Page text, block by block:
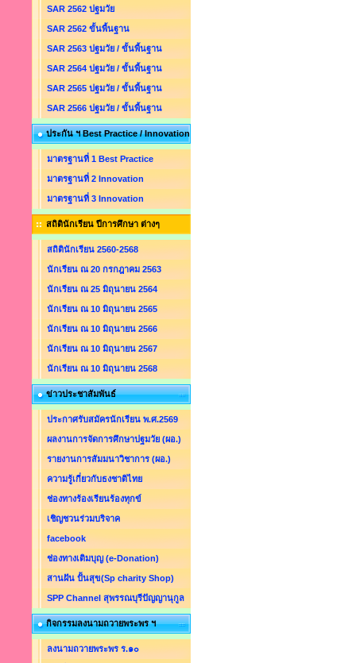
SAR 2562 ปฐมวัย
SAR 2562 ขั้นพื้นฐาน
SAR 2563 ปฐมวัย / ขั้นพื้นฐาน
SAR 2564 ปฐมวัย / ขั้นพื้นฐาน
SAR 2565 ปฐมวัย / ขั้นพื้นฐาน
SAR 2566 ปฐมวัย / ขั้นพื้นฐาน
ประกัน ฯ Best Practice / Innovation
มาตรฐานที่ 1 Best Practice
มาตรฐานที่ 2 Innovation
มาตรฐานที่ 3 Innovation
สถิตินักเรียน ปีการศึกษา ต่างๆ
สถิตินักเรียน 2560-2568
นักเรียน ณ 20 กรกฎาคม 2563
นักเรียน ณ 25 มิถุนายน 2564
นักเรียน ณ 10 มิถุนายน 2565
นักเรียน ณ 10 มิถุนายน 2566
นักเรียน ณ 10 มิถุนายน 2567
นักเรียน ณ 10 มิถุนายน 2568
ข่าวประชาสัมพันธ์
ประกาศรับสมัครนักเรียน พ.ศ.2569
ผลงานการจัดการศึกษาปฐมวัย (ผอ.)
รายงานการสัมมนาวิชาการ (ผอ.)
ความรู้เกี่ยวกับธงชาติไทย
ช่องทางร้องเรียนร้องทุกข์
เชิญชวนร่วมบริจาค
facebook
ช่องทางเติมบุญ (e-Donation)
สานฝัน ปั้นสุข(Sp charity Shop)
SPP Channel สุพรรณบุรีปัญญานุกูล
กิจกรรมลงนามถวายพระพร ฯ
ลงนามถวายพระพร ร.๑๐